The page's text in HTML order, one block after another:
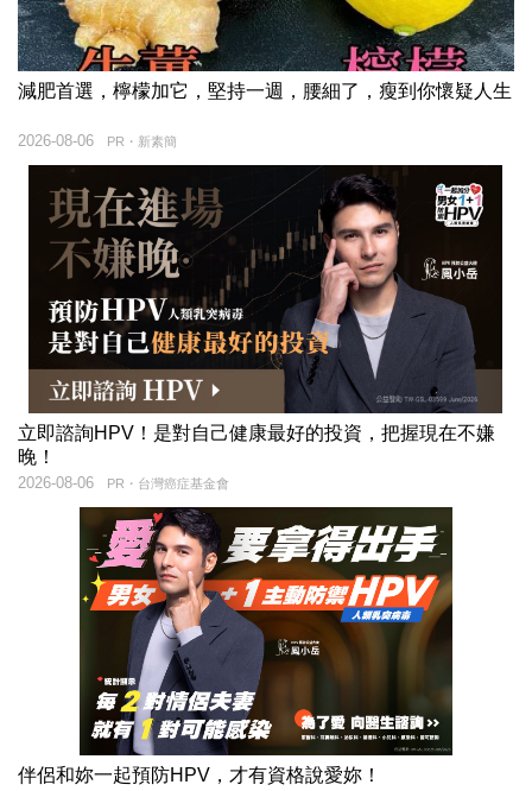
減肥首選，檸檬加它，堅持一週，腰細了，瘦到你懷疑人生
PR・新素簡
2026-08-06
立即諮詢HPV！是對自己健康最好的投資，把握現在不嫌
晚！
PR・台灣癌症基金會
2026-08-06
伴侶和妳一起預防HPV，才有資格說愛妳！